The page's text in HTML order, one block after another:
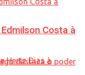
Costa à